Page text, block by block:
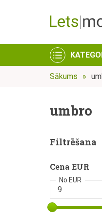
Sākums
umbro
Filtrēšana
Cena EUR
No EUR